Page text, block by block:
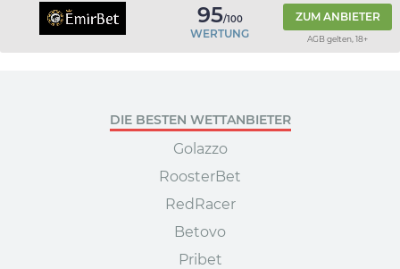
95/100
WERTUNG
ZUM ANBIETER
AGB gelten, 18+
DIE BESTEN WETTANBIETER
Golazzo
RoosterBet
RedRacer
Betovo
Pribet